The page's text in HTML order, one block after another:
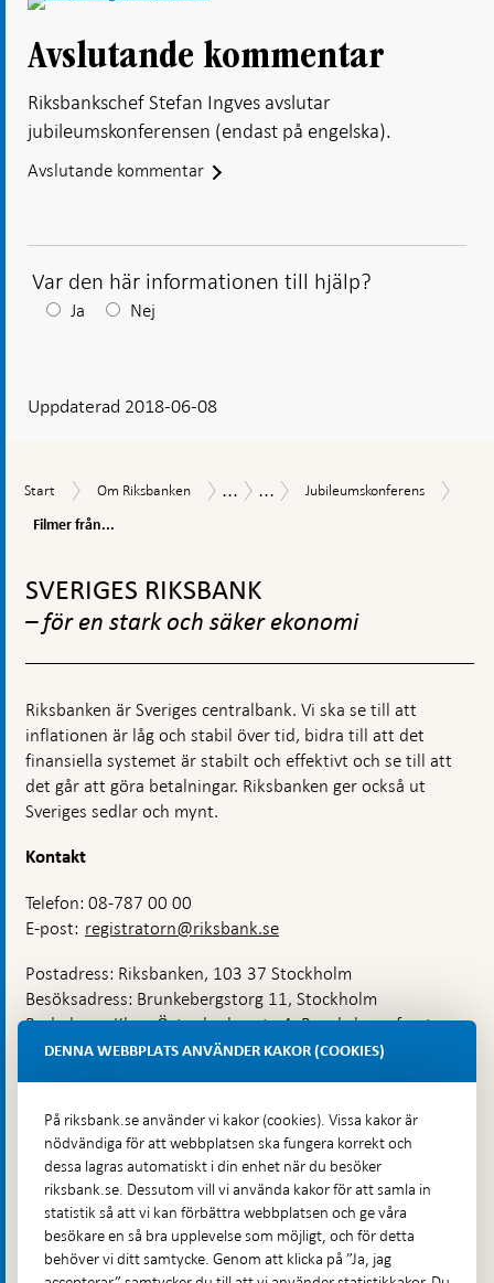
Avslutande kommentar
Riksbankschef Stefan Ingves avslutar
jubileumskonferensen (endast på engelska).
Avslutande kommentar
Var den här informationen till hjälp?
Efter
visas
Ja Nej
Uppdaterad 2018-06-08
Start
Start
Om
Om Riksbanken Historia
...
Riksbankens
... Jubileumskonferens
Jubileumskonferens
Filmer från...
toppnavigation
SVERIGES RIKSBANK
– för en stark och säker ekonomi
Riksbanken är Sveriges centralbank. Vi ska se till att
inflationen är låg och stabil över tid, bidra till att det
finansiella systemet är stabilt och effektivt och se till att
det går att göra betalningar. Riksbanken ger också ut
Sveriges sedlar och mynt.
Kontakt
Telefon: 08-787 00 00
E-post: registratorn@riksbank.se
Postadress: Riksbanken, 103 37 Stockholm
Besöksadress: Brunkebergstorg 11, Stockholm
Budadress: Klara Östra kyrkogata 4, Brunkebergsfaret,
Lastplats 6
Hitta direkt
Frågor och svar-
Öppnas
i
Till Riksbankens webbarkiv-
Öppnas
DENNA WEBBPLATS ANVÄNDER KAKOR (COOKIES)
På riksbank.se använder vi kakor (cookies). Vissa kakor är
nödvändiga för att webbplatsen ska fungera korrekt och
dessa lagras automatiskt i din enhet när du besöker
riksbank.se. Dessutom vill vi använda kakor för att samla in
statistik så att vi kan förbättra webbplatsen och ge våra
besökare en så bra upplevelse som möjligt, och för detta
behöver vi ditt samtycke. Genom att klicka på ”Ja, jag